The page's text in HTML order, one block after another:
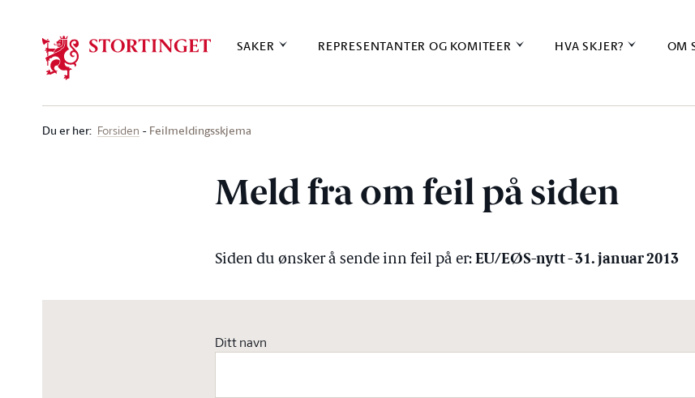
SAKER REPRESENTANTER OG KOMITEER HVA SKJER? OM
Du er her: Forsiden Feilmeldingsskjema
Meld fra om feil på siden
Siden du ønsker å sende inn feil på er:EU/EØS-nytt - 31. januar 2013
Ditt navn